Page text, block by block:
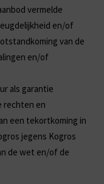
vermelde
en/of
van de
en/of
als garantie
rechten en
een tekortkoming in
jegens Kogros
de wet en/of de